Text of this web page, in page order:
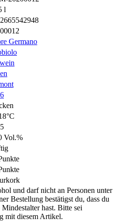
l
Germano
Vol.%
und darf nicht an Personen unter
Bestellung bestätigst du, dass du
hast. Bitte sei
mit diesem Artikel.